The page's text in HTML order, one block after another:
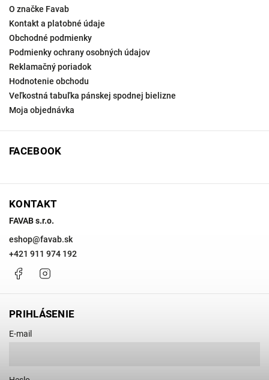
O značke Favab
Kontakt a platobné údaje
Obchodné podmienky
Podmienky ochrany osobných údajov
Reklamačný poriadok
Hodnotenie obchodu
Veľkostná tabuľka pánskej spodnej bielizne
Moja objednávka
FACEBOOK
KONTAKT
FAVAB s.r.o.
eshop@favab.sk
+421 911 974 192
Facebook
PRIHLÁSENIE
E-mail